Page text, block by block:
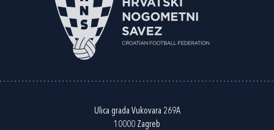
Ulica grada Vukovara 269A
10000 Zagreb